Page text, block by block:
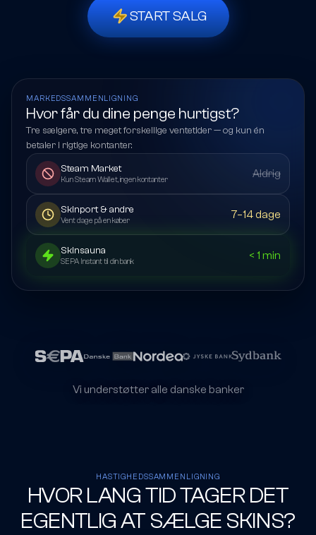
START SALG
MARKEDSSAMMENLIGNING
Hvor får du dine penge hurtigst?
Tre sælgere, tre meget forskellige ventetider — og kun én
betaler i rigtige kontanter.
Steam Market
Kun Steam Wallet, ingen kontanter Aldrig
Skinport & andre
Vent dage på en køber 7–14 dage
Skinsauna
SEPA Instant til din bank < 1 min
Vi understøtter alle danske banker
HASTIGHEDSSAMMENLIGNING
HVOR LANG TID TAGER DET
EGENTLIG AT SÆLGE SKINS?